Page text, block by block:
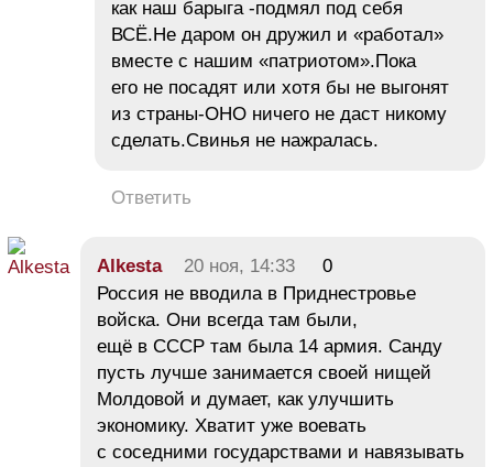
как наш барыга -подмял под себя
ВСЁ.Не даром он дружил и «работал»
вместе с нашим «патриотом».Пока
его не посадят или хотя бы не выгонят
из страны-ОНО ничего не даст никому
сделать.Свинья не нажралась.
Ответить
Alkesta 20 ноя, 14:33
0
Россия не вводила в Приднестровье
войска. Они всегда там были,
ещё в СССР там была 14 армия. Санду
пусть лучше занимается своей нищей
Молдовой и думает, как улучшить
экономику. Хватит уже воевать
с соседними государствами и навязывать